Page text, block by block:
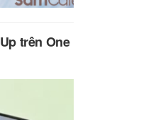
trên One